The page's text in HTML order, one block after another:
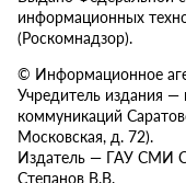
информационных
(Роскомнадзор).
© Информационное
Учредитель издания
коммуникаций
Московская, д. 72).
Издатель — ГАУ СМИ
Степанов В.В.